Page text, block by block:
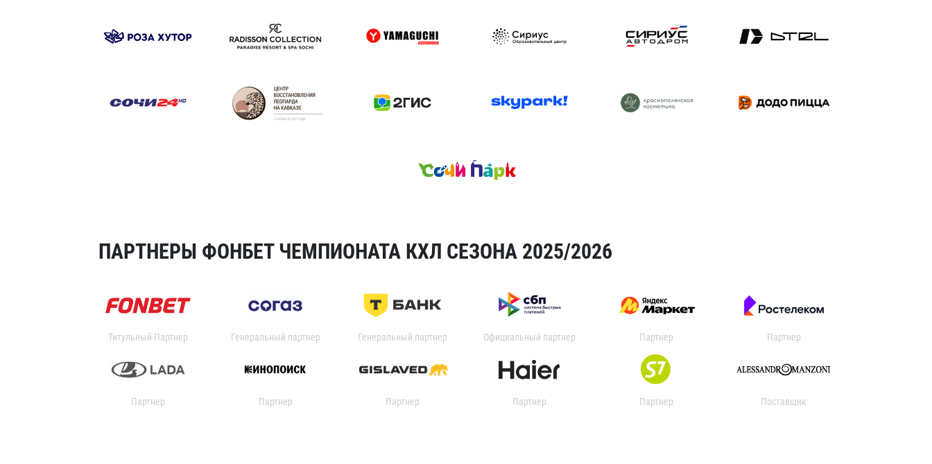
ПАРТНЕРЫ ФОНБЕТ ЧЕМПИОНАТА КХЛ СЕЗОНА 2025/2026
Титульный Партнер Генеральный партнер Генеральный партнер Официальный партнер Партнер Партнер
Партнер Партнер Партнер Партнер Партнер Поставщик